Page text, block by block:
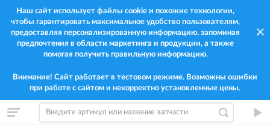
Наш сайт использует файлы cookie и похожие технологии,
чтобы гарантировать максимальное удобство пользователям,
предоставляя персонализированную информацию, запоминая
предпочтения в области маркетинга и продукции, а также
помогая получить правильную информацию.
Внимание! Сайт работает в тестовом режиме. Возможны ошибки
при работе с сайтом и некорректно установленные цены.